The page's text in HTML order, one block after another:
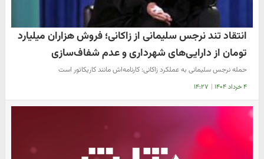
انتقاد تند نرجس سلیمانی از زاکانی؛ فروش هزاران میلیارد
تومان از دارایی‌های شهرداری و عدم شفاف‌سازی
حمله نرجس سلیمانی به عملکرد زاکانی: کارنامه‌اش مانند کاریکاتور است
۴ خرداد ۱۴۰۴ | ۱۴:۲۷